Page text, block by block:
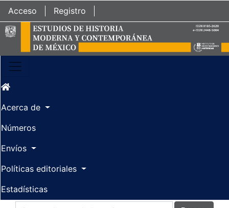
Ir al contenido principal
Ir al menú de navegación principal
Ir al pie de página del sitio
Acceso Registro
Acerca de
Números
Envíos
Políticas editoriales
Estadísticas